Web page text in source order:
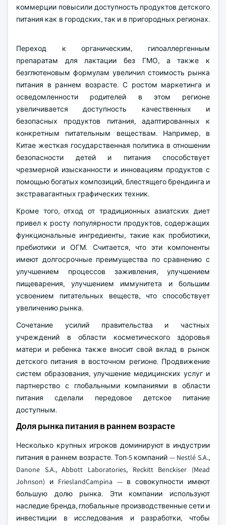
коммерции повысили доступность продуктов детского
питания как в городских, так и в пригородных регионах.
Переход к органическим, гипоаллергенным
препаратам для лактации без ГМО, а также к
безглютеновым формулам увеличил стоимость рынка
питания в раннем возрасте. С ростом маркетинга и
осведомленности родителей в этом регионе
увеличивается доступность качественных и
безопасных продуктов питания, адаптированных к
конкретным питательным веществам. Например, в
Китае жесткая государственная политика в отношении
безопасности детей и питания способствует
чрезмерной изысканности и инновациям продуктов с
помощью богатых композиций, блестящего брендинга и
экстравагантных графических техник.
Кроме того, отход от традиционных азиатских диет
привел к росту популярности продуктов, содержащих
функциональные ингредиенты, такие как пробиотики,
пребиотики и ОГМ. Считается, что эти компоненты
имеют долгосрочные преимущества по сравнению с
улучшением процессов заживления, улучшением
пищеварения, улучшением иммунитета и большим
усвоением питательных веществ, что способствует
увеличению рынка.
Сочетание усилий правительства и частных
учреждений в области косметического здоровья
матери и ребенка также вносит свой вклад в рынок
детского питания в восточном регионе. Продвижение
систем образования, улучшение медицинских услуг и
партнерство с глобальными компаниями в области
питания сделали передовое детское питание
доступным.
Доля рынка питания в раннем возрасте
Несколько крупных игроков доминируют в индустрии
питания в раннем возрасте. Топ-5 компаний — Nestlé S.A.,
Danone S.A., Abbott Laboratories, Reckitt Benckiser (Mead
Johnson) и FrieslandCampina — в совокупности имеют
большую долю рынка. Эти компании используют
наследие бренда, глобальные производственные сети и
инвестиции в исследования и разработки, чтобы